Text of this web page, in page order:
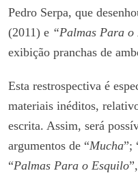
Pedro Serpa, que
(2011) e “Palmas Para o
exibição pranchas de
Esta restrospectiva é
materiais inéditos,
escrita. Assim, será
argumentos de “Mucha”;
“Palmas Para o Esquilo